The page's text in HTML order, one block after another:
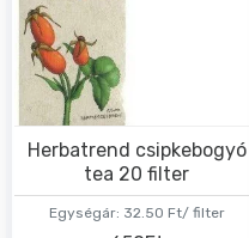
Egységár: 32.50 Ft/ filter
Herbatrend csipkebogyó
tea 20 filter